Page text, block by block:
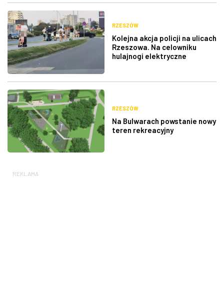
RZESZÓW
Kolejna akcja policji na ulicach
Rzeszowa. Na celowniku
hulajnogi elektryczne
RZESZÓW
Na Bulwarach powstanie nowy
teren rekreacyjny
REKLAMA